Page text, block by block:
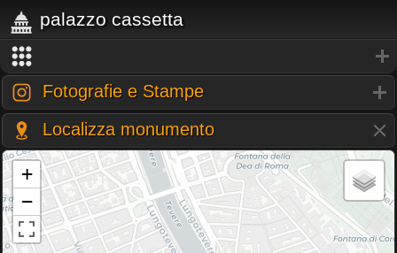
palazzo cassetta
Fotografie e Stampe
Localizza monumento
+
−